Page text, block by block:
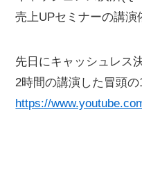
売上UPセミナーの講演
先日にキャッシュレス
2時間の講演した冒頭の
https://